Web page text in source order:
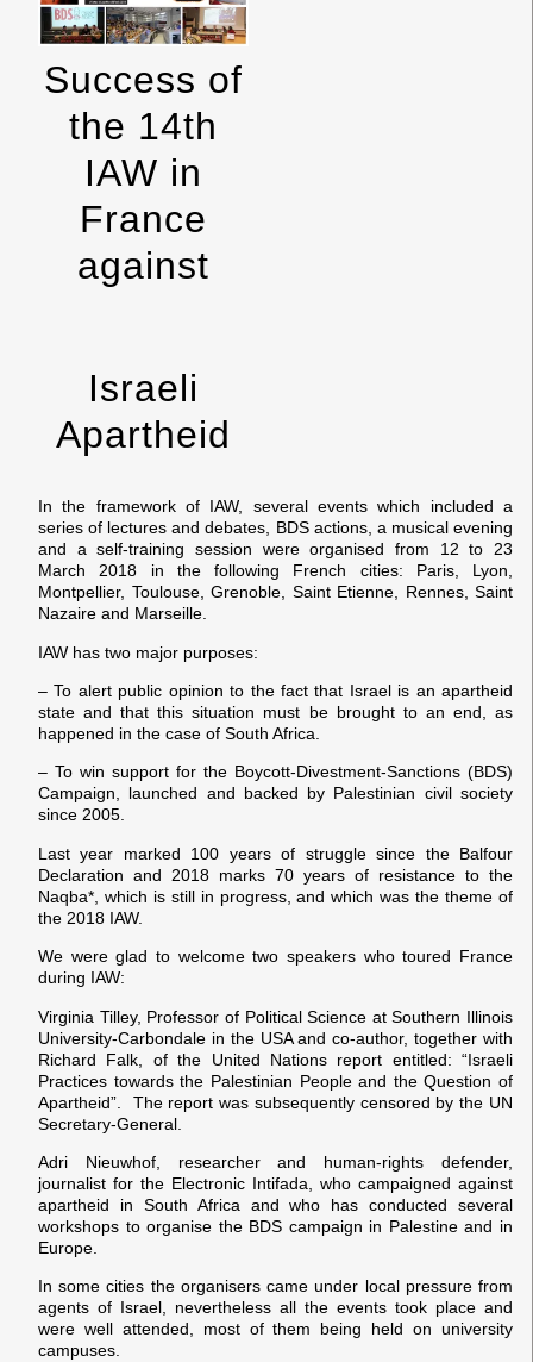
Success of
the 14th
IAW in
France
against
Israeli
Apartheid
In the framework of IAW, several events which included a
series of lectures and debates, BDS actions, a musical evening
and a self-training session were organised from 12 to 23
March 2018 in the following French cities: Paris, Lyon,
Montpellier, Toulouse, Grenoble, Saint Etienne, Rennes, Saint
Nazaire and Marseille.
IAW has two major purposes:
– To alert public opinion to the fact that Israel is an apartheid
state and that this situation must be brought to an end, as
happened in the case of South Africa.
– To win support for the Boycott-Divestment-Sanctions (BDS)
Campaign, launched and backed by Palestinian civil society
since 2005.
Last year marked 100 years of struggle since the Balfour
Declaration and 2018 marks 70 years of resistance to the
Naqba*, which is still in progress, and which was the theme of
the 2018 IAW.
We were glad to welcome two speakers who toured France
during IAW:
Virginia Tilley, Professor of Political Science at Southern Illinois
University-Carbondale in the USA and co-author, together with
Richard Falk, of the United Nations report entitled: “Israeli
Practices towards the Palestinian People and the Question of
Apartheid”. The report was subsequently censored by the UN
Secretary-General.
Adri Nieuwhof, researcher and human-rights defender,
journalist for the Electronic Intifada, who campaigned against
apartheid in South Africa and who has conducted several
workshops to organise the BDS campaign in Palestine and in
Europe.
In some cities the organisers came under local pressure from
agents of Israel, nevertheless all the events took place and
were well attended, most of them being held on university
campuses.